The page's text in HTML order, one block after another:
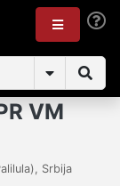
VM
, Srbija